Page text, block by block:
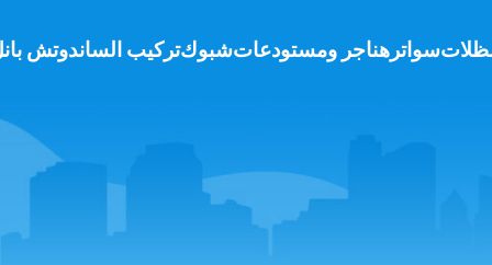
سواتر هناجر ومستودعاتشبوكتركيب الساندوتش